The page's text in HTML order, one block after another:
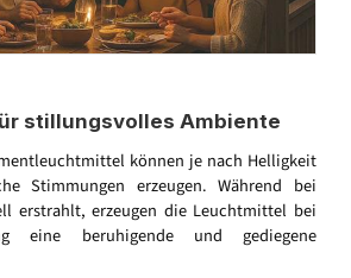
stillungsvolles Ambiente
können je nach Helligkeit
Stimmungen erzeugen. Während bei
erstrahlt, erzeugen die Leuchtmittel bei
eine beruhigende und gediegene